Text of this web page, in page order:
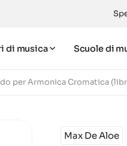
di musica Scuole di
per Armonica Cromatica
Max De Aloe